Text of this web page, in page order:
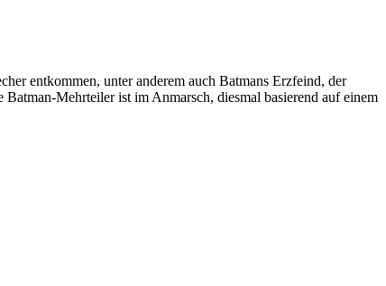
entkommen, unter anderem auch Batmans Erzfeind, der
Mehrteiler ist im Anmarsch, diesmal basierend auf einem